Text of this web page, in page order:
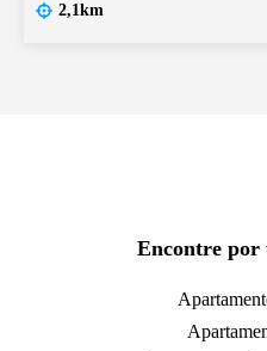
2,1km
Encontre por